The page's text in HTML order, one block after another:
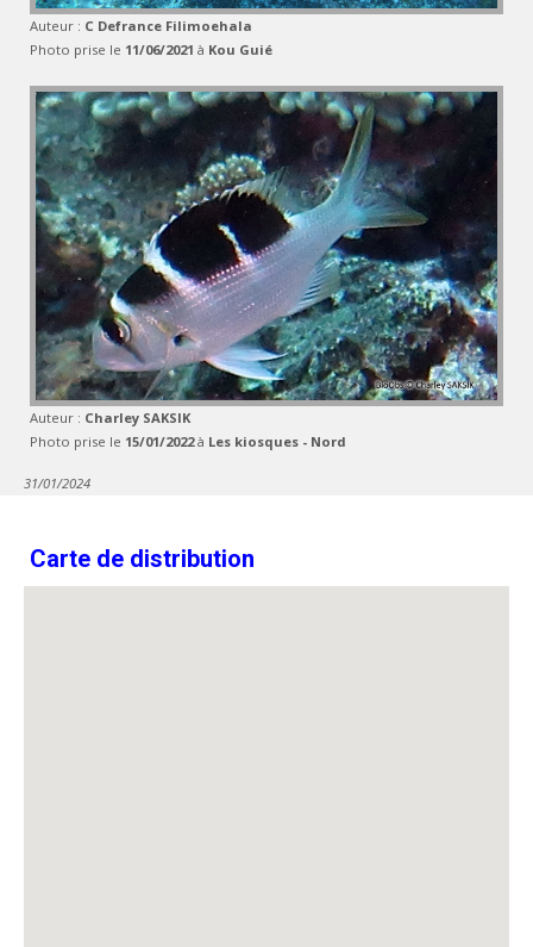
Auteur : C Defrance Filimoehala
Photo prise le 11/06/2021 à Kou Guié
Auteur : Charley SAKSIK
Photo prise le 15/01/2022à Les kiosques - Nord
31/01/2024
Carte de distribution